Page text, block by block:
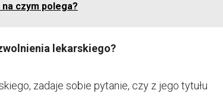
czym polega?
lekarskiego?
zadaje sobie pytanie, czy z jego tytułu